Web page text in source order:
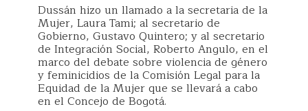
Dussán hizo un llamado a la secretaria de la
Mujer, Laura Tami; al secretario de
Gobierno, Gustavo Quintero; y al secretario
de Integración Social, Roberto Angulo, en el
marco del debate sobre violencia de género
y feminicidios de la Comisión Legal para la
Equidad de la Mujer que se llevará a cabo
en el Concejo de Bogotá.